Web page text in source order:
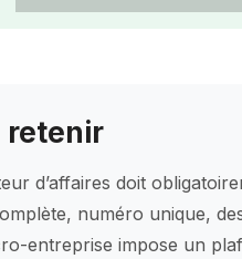
retenir
d’affaires doit
numéro unique,
entreprise impose un